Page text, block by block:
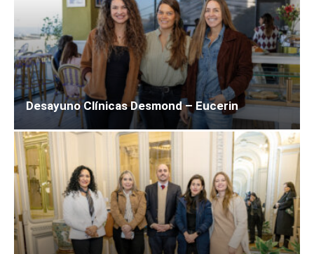
Desayuno Clínicas Desmond – Eucerin